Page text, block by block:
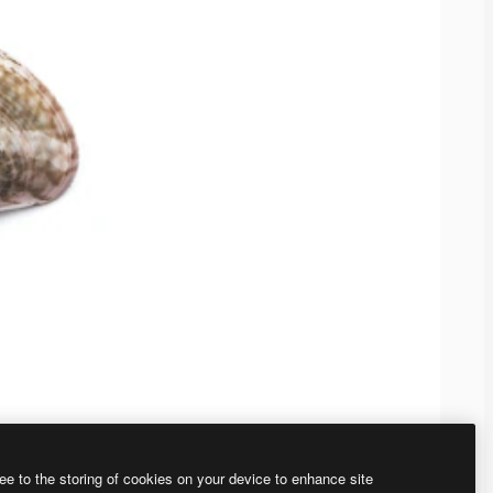
to the storing of cookies on your device to enhance site